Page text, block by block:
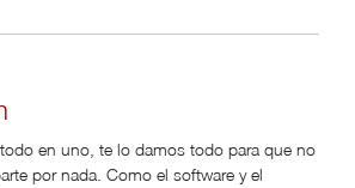
en uno, te lo damos todo para que no
por nada. Como el software y el